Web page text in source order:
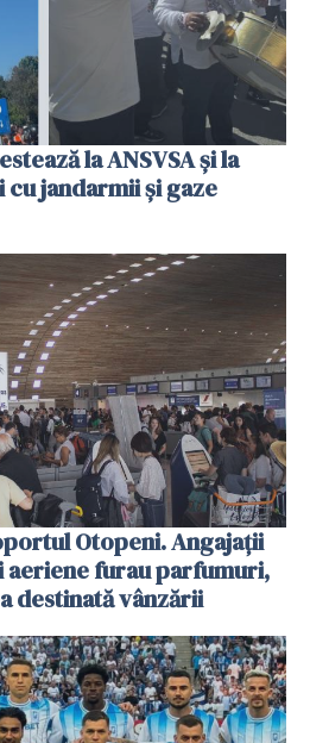
la ANSVSA și la
jandarmii și gaze
Otopeni. Angajații
aeriene furau parfumuri,
destinată vânzării